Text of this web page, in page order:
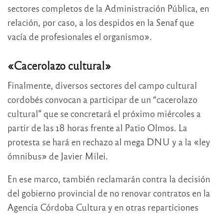
sectores completos de la Administración Pública, en
relación, por caso, a los despidos en la Senaf que
vacía de profesionales el organismo».
«Cacerolazo cultural»
Finalmente, diversos sectores del campo cultural
cordobés convocan a participar de un “cacerolazo
cultural” que se concretará el próximo miércoles a
partir de las 18 horas frente al Patio Olmos. La
protesta se hará en rechazo al mega DNU y a la «ley
ómnibus» de Javier Milei.
En ese marco, también reclamarán contra la decisión
del gobierno provincial de no renovar contratos en la
Agencia Córdoba Cultura y en otras reparticiones